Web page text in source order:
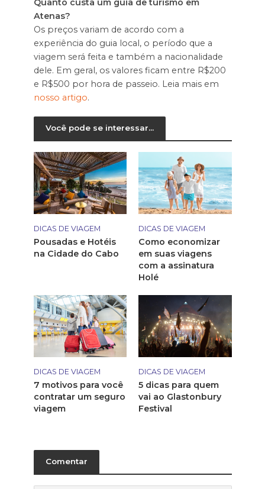
Atenas?
Os preços variam de acordo com a
experiência do guia local, o período que a
viagem será feita e também a nacionalidade
dele. Em geral, os valores ficam entre R$200
e R$500 por hora de passeio. Leia mais em
nosso artigo.
Você pode se interessar...
DICAS DE VIAGEM
Pousadas e Hotéis
na Cidade do Cabo
DICAS DE VIAGEM
Como economizar
em suas viagens
com a assinatura
Holé
DICAS DE VIAGEM
7 motivos para você
contratar um seguro
viagem
DICAS DE VIAGEM
5 dicas para quem
vai ao Glastonbury
Festival
Comentar